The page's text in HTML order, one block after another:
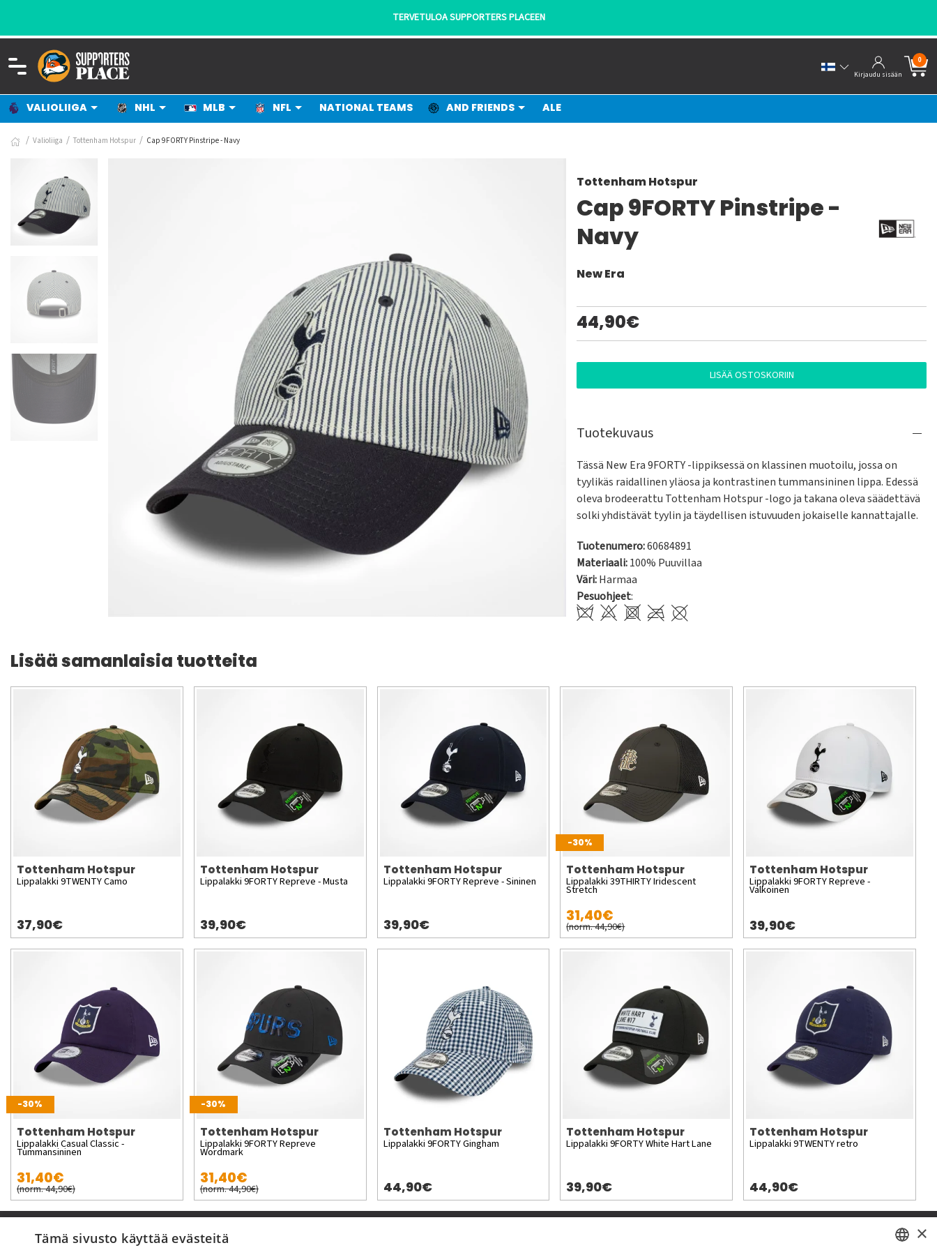
TERVETULOA SUPPORTERS PLACEEN
Kirjaudu sisään
0
VALIOLIIGA NHL MLB NFL NATIONAL TEAMS AND FRIENDS ALE
Valioliiga Tottenham Hotspur Cap 9FORTY Pinstripe - Navy
Tottenham Hotspur
Cap 9FORTY Pinstripe -
Navy
New Era
44,90€
LISÄÄ OSTOSKORIIN
Tuotekuvaus
Tässä New Era 9FORTY -lippiksessä on klassinen muotoilu, jossa on
tyylikäs raidallinen yläosa ja kontrastinen tummansininen lippa. Edessä
oleva brodeerattu Tottenham Hotspur -logo ja takana oleva säädettävä
solki yhdistävät tyylin ja täydellisen istuvuuden jokaiselle kannattajalle.
Tuotenumero:60684891
Materiaali:100% Puuvillaa
Väri:Harmaa
Pesuohjeet:
Lisää samanlaisia tuotteita
Tottenham Hotspur
Lippalakki 9TWENTY Camo
37,90€
Tottenham Hotspur
Lippalakki 9FORTY Repreve - Musta
39,90€
Tottenham Hotspur
Lippalakki 9FORTY Repreve - Sininen
39,90€
-30%
Tottenham Hotspur
Lippalakki 39THIRTY Iridescent
Stretch
31,40€
(norm. 44,90€)
Tottenham Hotspur
Lippalakki 9FORTY Repreve -
Valkoinen
39,90€
-30%
Tottenham Hotspur
Lippalakki Casual Classic -
Tummansininen
31,40€
(norm. 44,90€)
-30%
Tottenham Hotspur
Lippalakki 9FORTY Repreve
Wordmark
31,40€
(norm. 44,90€)
Tottenham Hotspur
Lippalakki 9FORTY Gingham
44,90€
Tottenham Hotspur
Lippalakki 9FORTY White Hart Lane
39,90€
Tottenham Hotspur
Lippalakki 9TWENTY retro
44,90€
Pyydä apua ×
Tämä sivusto käyttää evästeitä